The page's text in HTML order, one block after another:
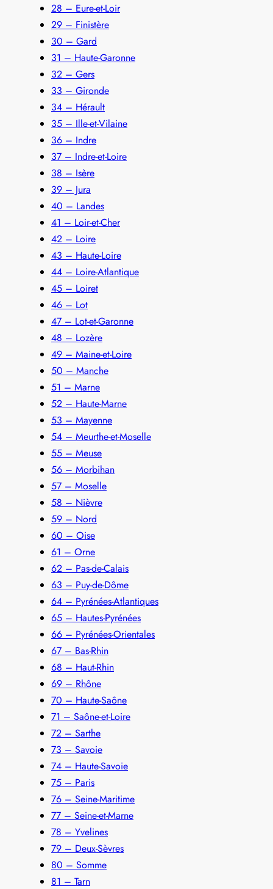
28 – Eure-et-Loir
29 – Finistère
30 – Gard
31 – Haute-Garonne
32 – Gers
33 – Gironde
34 – Hérault
35 – Ille-et-Vilaine
36 – Indre
37 – Indre-et-Loire
38 – Isère
39 – Jura
40 – Landes
41 – Loir-et-Cher
42 – Loire
43 – Haute-Loire
44 – Loire-Atlantique
45 – Loiret
46 – Lot
47 – Lot-et-Garonne
48 – Lozère
49 – Maine-et-Loire
50 – Manche
51 – Marne
52 – Haute-Marne
53 – Mayenne
54 – Meurthe-et-Moselle
55 – Meuse
56 – Morbihan
57 – Moselle
58 – Nièvre
59 – Nord
60 – Oise
61 – Orne
62 – Pas-de-Calais
63 – Puy-de-Dôme
64 – Pyrénées-Atlantiques
65 – Hautes-Pyrénées
66 – Pyrénées-Orientales
67 – Bas-Rhin
68 – Haut-Rhin
69 – Rhône
70 – Haute-Saône
71 – Saône-et-Loire
72 – Sarthe
73 – Savoie
74 – Haute-Savoie
75 – Paris
76 – Seine-Maritime
77 – Seine-et-Marne
78 – Yvelines
79 – Deux-Sèvres
80 – Somme
81 – Tarn